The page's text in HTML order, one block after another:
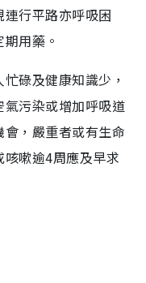
行平路亦呼吸困
用藥。
碌及健康知識少，
污染或增加呼吸道
，嚴重者或有生命
嗽逾4周應及早求